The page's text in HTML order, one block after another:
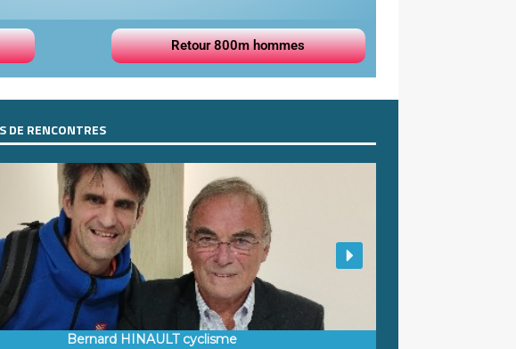
Retour 800m hommes
DE RENCONTRES
Bernard HINAULT cyclisme